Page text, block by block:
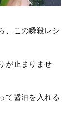
、この瞬殺レシ
が止まりませ
て醤油を入れる